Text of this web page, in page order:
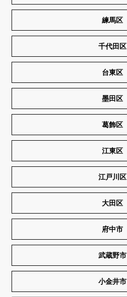
練馬区
千代田区
台東区
墨田区
葛飾区
江東区
江戸川区
大田区
府中市
武蔵野市
小金井市